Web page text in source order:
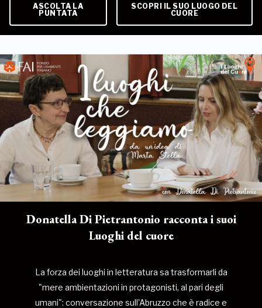
ASCOLTA LA
PUNTATA
SCOPRI IL SUO LUOGO DEL
CUORE
Donatella Di Pietrantonio racconta i suoi
Luoghi del cuore
La forza dei luoghi in letteratura sa trasformarli da
"mere ambientazioni in protagonisti, al pari degli
umani": conversazione sull'Abruzzo che è radice e